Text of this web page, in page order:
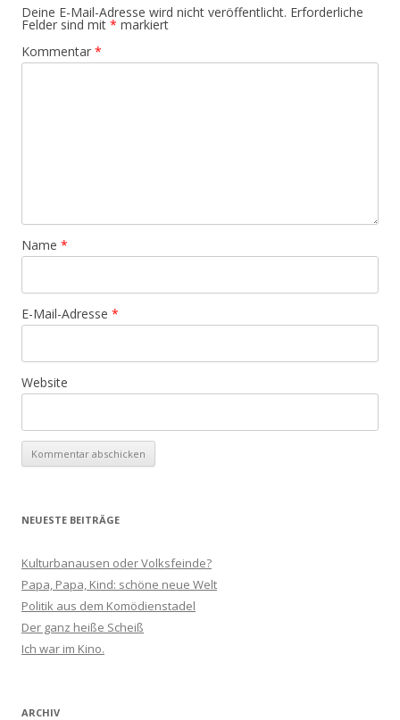
Deine E-Mail-Adresse wird nicht veröffentlicht. Erforderliche
Felder sind mit * markiert
Kommentar *
Name *
E-Mail-Adresse *
Website
NEUESTE BEITRÄGE
Kulturbanausen oder Volksfeinde?
Papa, Papa, Kind: schöne neue Welt
Politik aus dem Komödienstadel
Der ganz heiße Scheiß
Ich war im Kino.
ARCHIV